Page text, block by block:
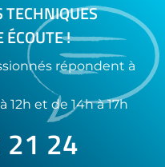
TECHNIQUES
ÉCOUTE !
répondent à
et de 14h à 17h
24